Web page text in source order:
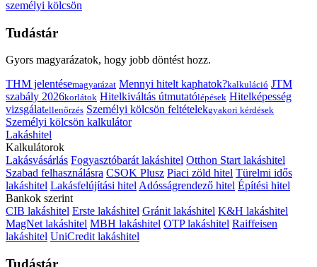
személyi kölcsön
Tudástár
Gyors magyarázatok, hogy jobb döntést hozz.
THM jelentésemagyarázat Mennyi hitelt kaphatok?kalkuláció JTM
szabály 2026korlátok Hitelkiváltás útmutatólépések Hitelképesség
vizsgálatellenőrzés Személyi kölcsön feltételekgyakori kérdések
Személyi kölcsön kalkulátor
Lakáshitel
Kalkulátorok
Lakásvásárlás Fogyasztóbarát lakáshitel Otthon Start lakáshitel
Szabad felhasználásra CSOK Plusz Piaci zöld hitel Türelmi idős
lakáshitel Lakásfelújítási hitelAdósságrendező hitel Építési hitel
Bankok szerint
CIB lakáshitel Erste lakáshitel Gránit lakáshitel K&H lakáshitel
MagNet lakáshitel MBH lakáshitel OTP lakáshitel Raiffeisen
lakáshitel UniCredit lakáshitel
Tudástár